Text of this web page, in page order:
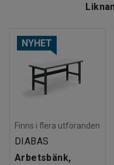
NYHET
Finns i flera utföranden
DIABAS
Arbetsbänk,